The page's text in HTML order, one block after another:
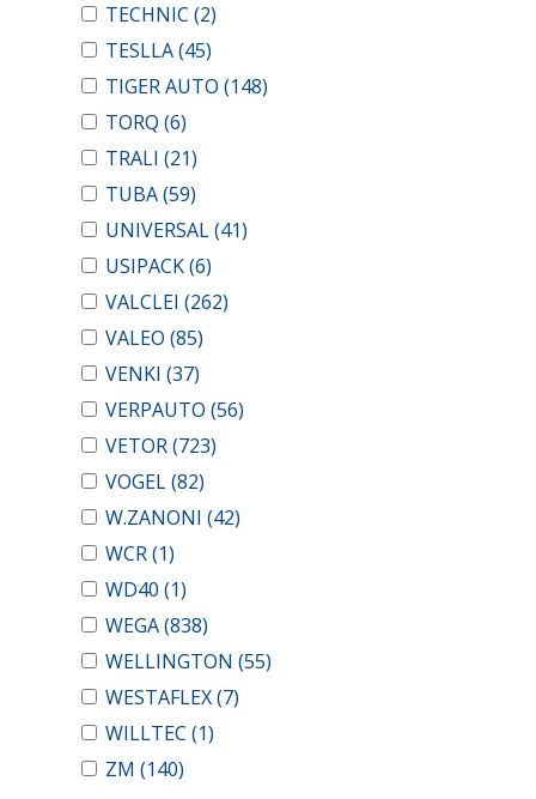
TECHNIC (2)
TESLLA(45)
TIGER AUTO (148)
TORQ (6)
TRALI (21)
TUBA(59)
UNIVERSAL(41)
USIPACK(6)
VALCLEI (262)
VALEO (85)
VENKI (37)
VERPAUTO (56)
VETOR(723)
VOGEL(82)
W.ZANONI (42)
WCR(1)
WD40 (1)
WEGA(838)
WELLINGTON (55)
WESTAFLEX(7)
WILLTEC (1)
ZM (140)